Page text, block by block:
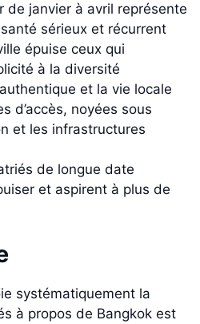
de janvier à avril représente
sérieux et récurrent
épuise ceux qui
à la diversité
et la vie locale
d’accès, noyées sous
et les infrastructures
de longue date
et aspirent à plus de
systématiquement la
à propos de Bangkok est